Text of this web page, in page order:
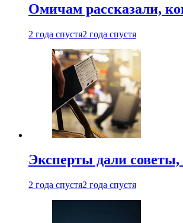
Омичам рассказали,
2 года спустя2 года спустя
Эксперты дали
2 года спустя2 года спустя